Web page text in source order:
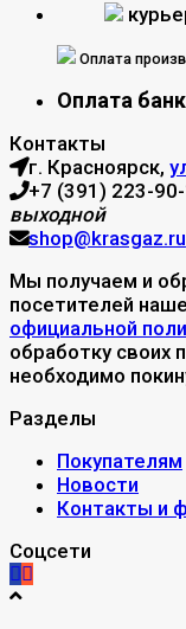
Оплата
Оплата
Контакты
г. Красноярск,
+7 (391) 223-
выходной
shop@krasgaz.ru
Мы получаем и
посетителей
официальной
обработку своих
необходимо
Разделы
Покупателям
Новости
Контакты и
Соцсети